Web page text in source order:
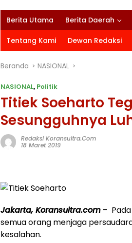
Berita Utama Berita Daerah
Tentang Kami Dewan Redaksi
Beranda NASIONAL
NASIONAL, Politik
Titiek Soeharto
Sesungguhnya
Redaksi Koransultra.com
18 Maret 2019
Jakarta, Koransultra.com –
semua orang menjaga
kesalahan.